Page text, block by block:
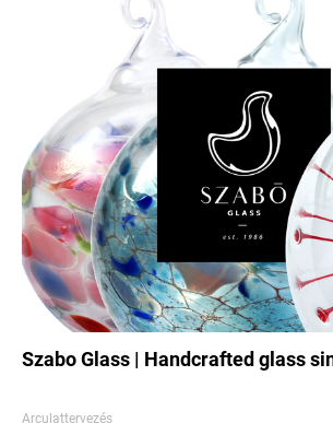
Szabo Glass | Handcrafted glass
Arculattervezés